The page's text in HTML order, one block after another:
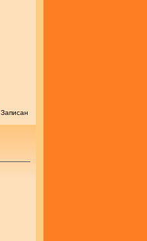
Записан